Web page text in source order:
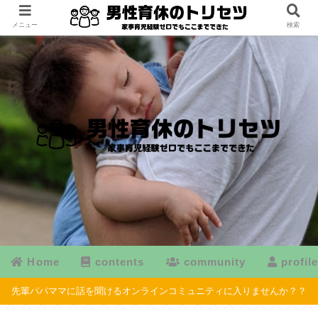
Home contents community profile
先輩パパママに話を聞けるオンラインコミュニティに入りませんか？？
メニュー 検索